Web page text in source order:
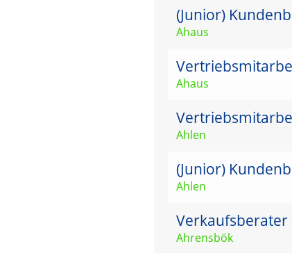
(Junior)
Ahaus
Ahaus
Ahlen
(Junior)
Ahlen
Ahrensbök